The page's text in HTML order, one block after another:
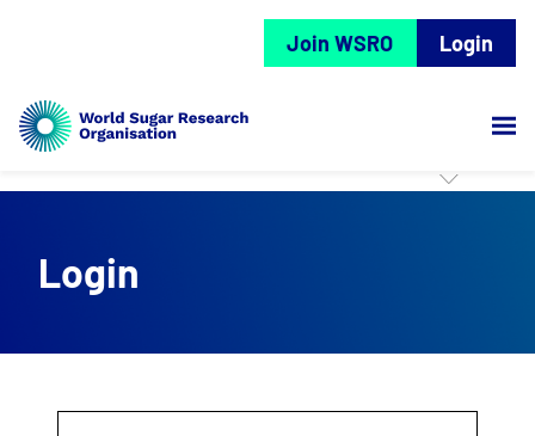
Join WSRO Login
Login